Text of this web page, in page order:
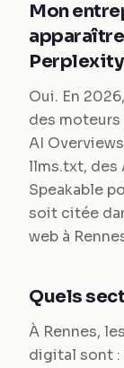
Mon
Perplexity
Oui. En
des moteurs
AI
llms.txt, des
Speakable
soit citée
web à
Quels
À Rennes,
digital sont :